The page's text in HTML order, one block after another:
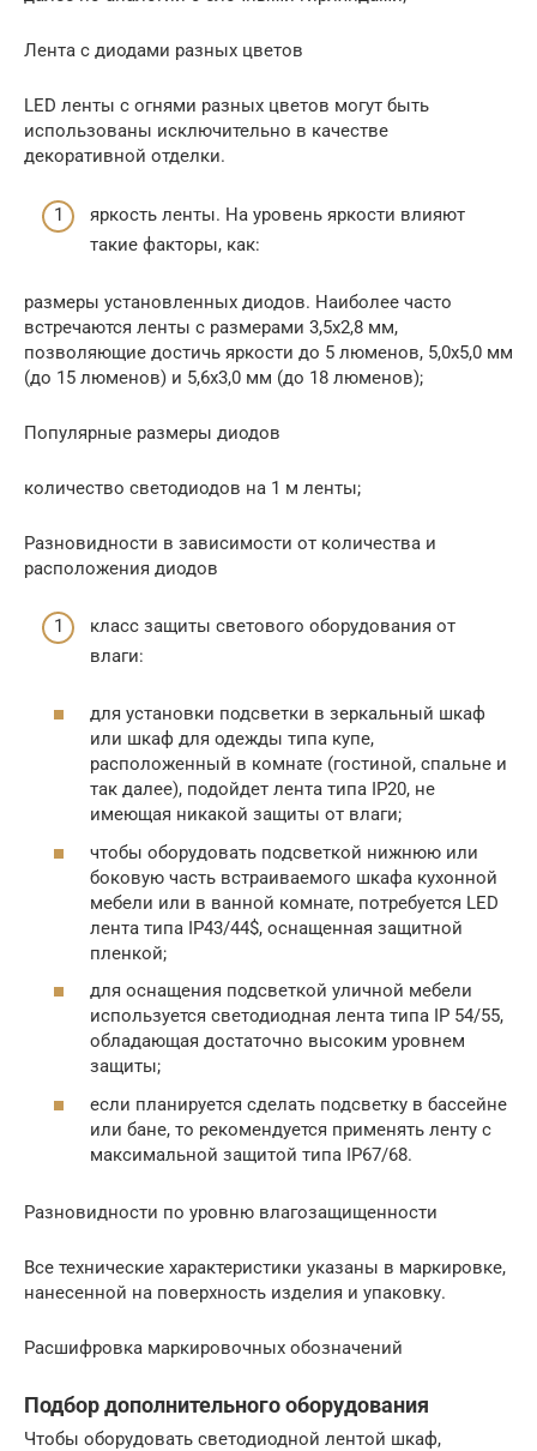
Лента с диодами разных цветов
LED ленты с огнями разных цветов могут быть
использованы исключительно в качестве
декоративной отделки.
яркость ленты. На уровень яркости влияют
такие факторы, как:
размеры установленных диодов. Наиболее часто
встречаются ленты с размерами 3,5х2,8 мм,
позволяющие достичь яркости до 5 люменов, 5,0х5,0 мм
(до 15 люменов) и 5,6х3,0 мм (до 18 люменов);
Популярные размеры диодов
количество светодиодов на 1 м ленты;
Разновидности в зависимости от количества и
расположения диодов
класс защиты светового оборудования от
влаги:
для установки подсветки в зеркальный шкаф
или шкаф для одежды типа купе,
расположенный в комнате (гостиной, спальне и
так далее), подойдет лента типа IP20, не
имеющая никакой защиты от влаги;
чтобы оборудовать подсветкой нижнюю или
боковую часть встраиваемого шкафа кухонной
мебели или в ванной комнате, потребуется LED
лента типа IP43/44$, оснащенная защитной
пленкой;
для оснащения подсветкой уличной мебели
используется светодиодная лента типа IP 54/55,
обладающая достаточно высоким уровнем
защиты;
если планируется сделать подсветку в бассейне
или бане, то рекомендуется применять ленту с
максимальной защитой типа IP67/68.
Разновидности по уровню влагозащищенности
Все технические характеристики указаны в маркировке,
нанесенной на поверхность изделия и упаковку.
Расшифровка маркировочных обозначений
Подбор дополнительного оборудования
Чтобы оборудовать светодиодной лентой шкаф,